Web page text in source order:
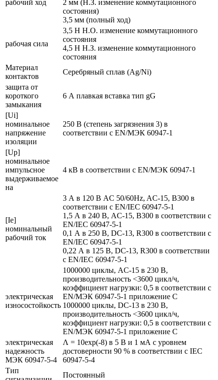
рабочий ход
2 мм (Н.З. изменение коммутационного
состояния)
3,5 мм (полный ход)
рабочая сила
3,5 Н Н.О. изменение коммутационного
состояния
4,5 Н Н.З. изменение коммутационного
состояния
Материал
контактов
Серебряный сплав (Ag/Ni)
защита от
короткого
замыкания
6 А плавкая вставка тип gG
[Ui]
номинальное
напряжение
изоляции
250 В (степень загрязнения 3) в
соответствии с EN/МЭК 60947-1
[Up]
номинальное
импульсное
выдерживаемое
на
4 кВ в соответствии с EN/МЭК 60947-1
[Ie]
номинальный
рабочий ток
3 А в 120 В AC 50/60Hz, AC-15, B300 в
соответствии с EN/IEC 60947-5-1
1,5 А в 240 В, AC-15, B300 в соответствии с
EN/IEC 60947-5-1
0,1 А в 250 В, DC-13, R300 в соответствии с
EN/IEC 60947-5-1
0,22 А в 125 В, DC-13, R300 в соответствии
с EN/IEC 60947-5-1
электрическая
износостойкость
1000000 циклы, AC-15 в 230 В,
производительность <3600 цикл/ч,
коэффициент нагрузки: 0,5 в соответствии с
EN/МЭК 60947-5-1 приложение С
1000000 циклы, DC-13 в 230 В,
производительность <3600 цикл/ч,
коэффициент нагрузки: 0,5 в соответствии с
EN/МЭК 60947-5-1 приложение С
электрическая
надежность
МЭК 60947-5-4
Λ = 10exp(-8) в 5 В и 1 мА с уровнем
достоверности 90 % в соответствии с IEC
60947-5-4
Тип
Постоянный